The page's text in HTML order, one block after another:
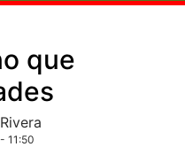
que
11:50